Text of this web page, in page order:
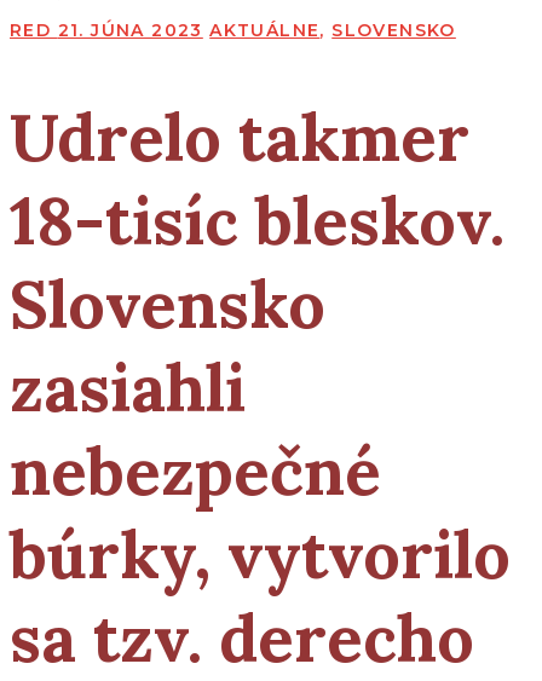
RED 21. JÚNA 2023 AKTUÁLNE, SLOVENSKO
Udrelo takmer
18-tisíc bleskov.
Slovensko
zasiahli
nebezpečné
búrky, vytvorilo
sa tzv. derecho